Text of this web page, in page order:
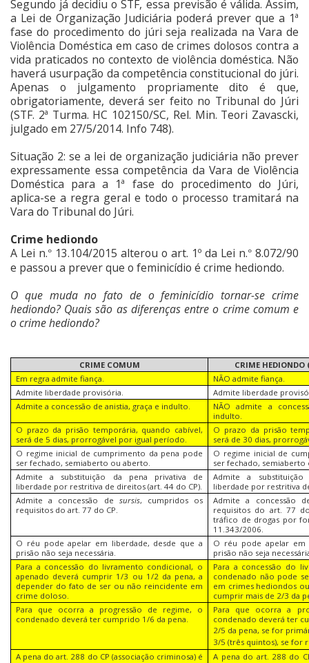
Segundo já decidiu o STF, essa previsão é válida. Assim,
a Lei de Organização Judiciária poderá prever que a 1ª
fase do procedimento do júri seja realizada na Vara de
Violência Doméstica em caso de crimes dolosos contra a
vida praticados no contexto de violência doméstica. Não
haverá usurpação da competência constitucional do júri.
Apenas o julgamento propriamente dito é que,
obrigatoriamente, deverá ser feito no Tribunal do Júri
(STF. 2ª Turma. HC 102150/SC, Rel. Min. Teori Zavascki,
julgado em 27/5/2014. Info 748).
Situação 2: se a lei de organização judiciária não prever
expressamente essa competência da Vara de Violência
Doméstica para a 1ª fase do procedimento do Júri,
aplica-se a regra geral e todo o processo tramitará na
Vara do Tribunal do Júri.
Crime hediondo
A Lei n.° 13.104/2015 alterou o art. 1º da Lei n.° 8.072/90
e passou a prever que o feminicídio é crime hediondo.
O que muda no fato de o feminicídio tornar-se crime
hediondo? Quais são as diferenças entre o crime comum e
o crime hediondo?
CRIME COMUM
CRIME HEDIONDO
Em regra admite fiança.
NÃO admite fiança.
Admite liberdade provisória.
Admite liberdade
Admite a concessão de anistia, graça e indulto.
NÃO admite a
indulto.
O prazo da prisão temporária, quando cabível,
será de 5 dias, prorrogável por igual período.
O prazo da prisão
será de 30 dias,
O regime inicial de cumprimento da pena pode
ser fechado, semiaberto ou aberto.
O regime inicial de
ser fechado, semiaberto
Admite a substituição da pena privativa de
liberdade por restritiva de direitos (art. 44 do CP).
Admite a
liberdade por restritiva
Admite a concessão de sursis, cumpridos os
requisitos do art. 77 do CP.
Admite a concessão
requisitos do art. 77
tráfico de drogas por
11.343/2006.
O réu pode apelar em liberdade, desde que a
prisão não seja necessária.
O réu pode apelar em
prisão não seja
Para a concessão do livramento condicional, o
apenado deverá cumprir 1/3 ou 1/2 da pena, a
depender do fato de ser ou não reincidente em
crime doloso.
Para a concessão do
condenado não pode
em crimes hediondos
cumprir mais de 2/3 da
Para que ocorra a progressão de regime, o
condenado deverá ter cumprido 1/6 da pena.
Para que ocorra a
condenado deverá ter
2/5 da pena, se for
3/5 (três quintos), se for
A pena do art. 288 do CP (associação criminosa) é
A pena do art. 288 do